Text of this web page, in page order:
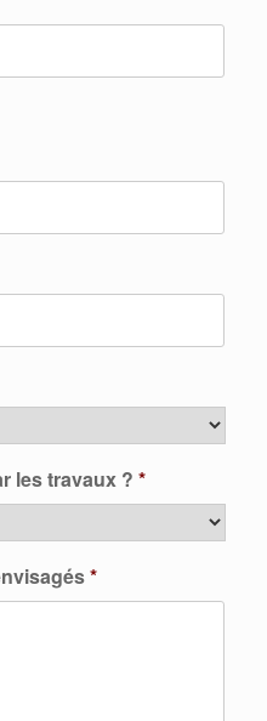
les travaux ? *
*